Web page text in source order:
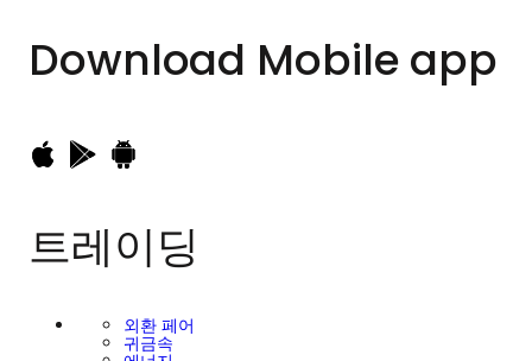
Download Mobile app
트레이딩
외환 페어
귀금속